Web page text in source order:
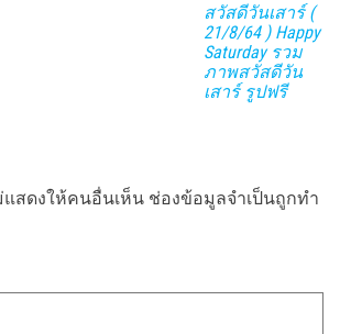
สวัสดีวันเสาร์ (
21/8/64 ) Happy
Saturday รวม
ภาพสวัสดีวัน
เสาร์ รูปฟรี
สดงให้คนอื่นเห็น ช่องข้อมูลจำเป็นถูกทำ